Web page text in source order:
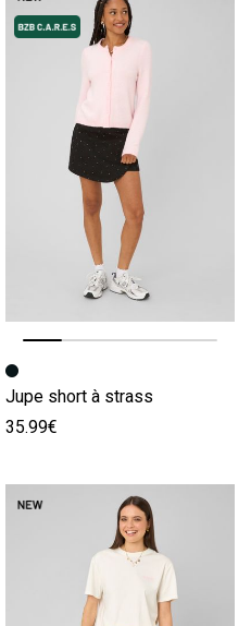
Image précédente
Image suivante
Jupe short à strass
35.99€